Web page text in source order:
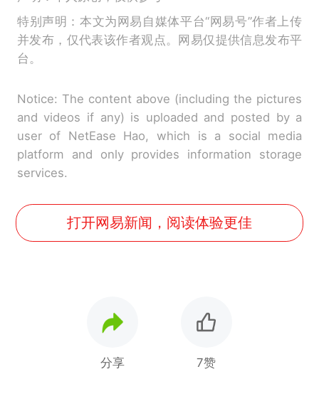
特别声明：本文为网易自媒体平台“网易号”作者上传
并发布，仅代表该作者观点。网易仅提供信息发布平
台。
Notice: The content above (including the pictures
and videos if any) is uploaded and posted by a
user of NetEase Hao, which is a social media
platform and only provides information storage
services.
打开网易新闻，阅读体验更佳
分享 7赞